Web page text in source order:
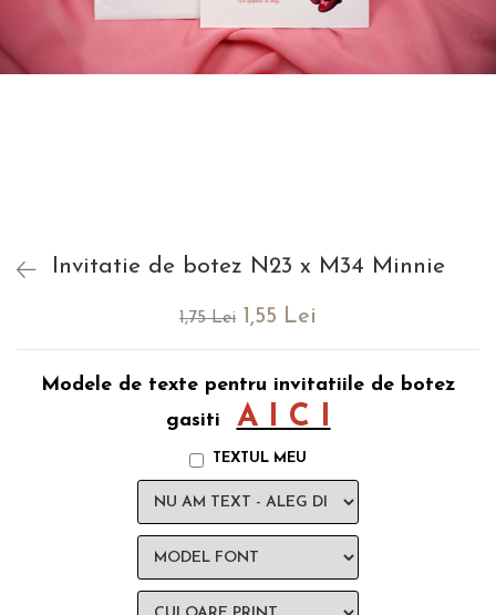
Puzzle personalizat
Rame foto personalizate
evenimente
Umerase Personalizate
Invitatie de botez N23 x M34 Minnie
1,75 Lei 1,55 Lei
Modele de texte pentru invitatiile de botez
gasiti
A I C I
TEXTUL MEU